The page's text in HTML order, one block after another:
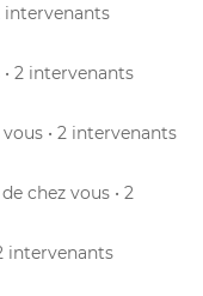
intervenants
2 intervenants
• 2 intervenants
chez vous • 2
intervenants